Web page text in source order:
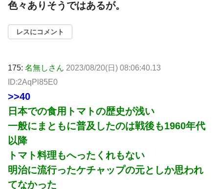
色々ありそうではあるが。
レスにコメント
175: 名無しさん 2023/08/20(日) 08:06:40.13
ID:2AqPl85E0
>>40
日本での食用トマトの歴史が浅い
一般にまともに普及したのは戦後も1960年代
以降
トマト料理もへったくれもない
明治に流行ったケチャップの元としか思われ
てなかった